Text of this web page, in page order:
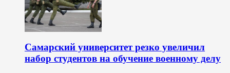
Самарский университет резко увеличил
набор студентов на обучение военному делу